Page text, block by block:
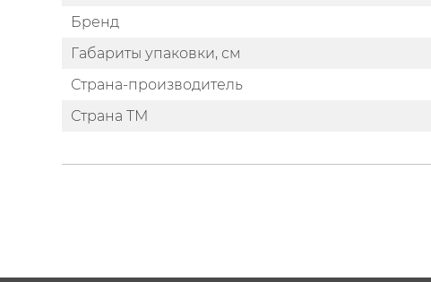
Бренд
Габариты упаковки, см
Страна-производитель
Страна ТМ